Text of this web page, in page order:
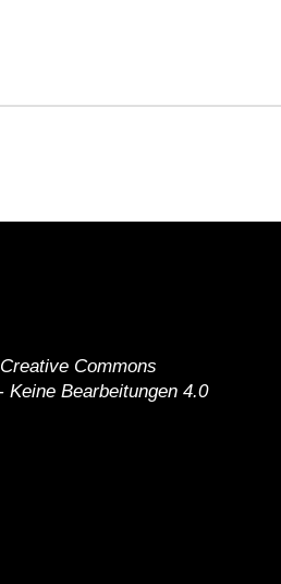
Creative Commons
Bearbeitungen 4.0